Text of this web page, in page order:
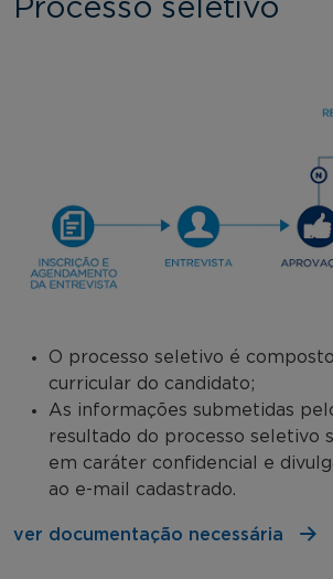
Processo seletivo
O processo seletivo é
curricular do candidato;
As informações submetidas
resultado do processo seletivo
em caráter confidencial e
ao e-mail cadastrado.
ver documentação necessária